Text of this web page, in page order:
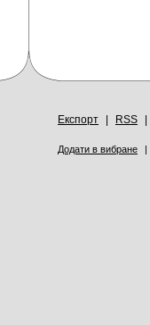
Експорт RSS
Додати в вибране |